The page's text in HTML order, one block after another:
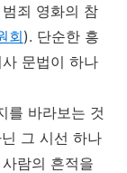
죄 영화의 참
회). 단순한 흥
문법이 하나
를 바라보는 것
그 시선 하나
람의 흔적을